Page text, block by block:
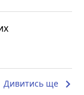
Дивитись ще keyboard_arrow_right